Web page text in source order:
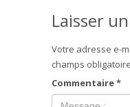
Laisser
Votre adresse e-
champs
Commentaire*